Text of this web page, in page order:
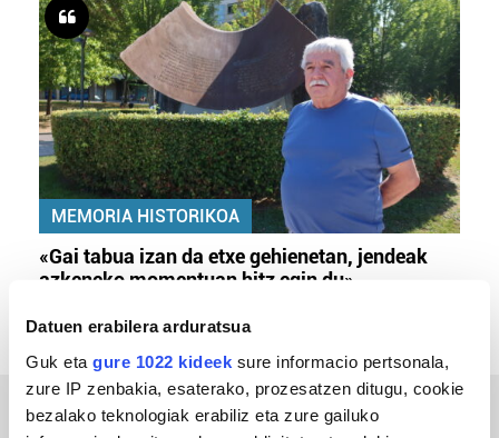
Datuen erabilera arduratsua
Guk eta gure 1022 kideek sure informacio pertsonala,
zure IP zenbakia, esaterako, prozesatzen ditugu, cookie
bezalako teknologiak erabiliz eta zure gailuko
MEMORIA HISTORIKOA
«Gai tabua izan da etxe gehienetan, jendeak
azkeneko momentuan hitz egin du»